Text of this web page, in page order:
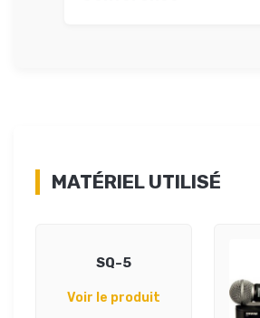
MATÉRIEL UTILISÉ
SQ-5
Voir le produit